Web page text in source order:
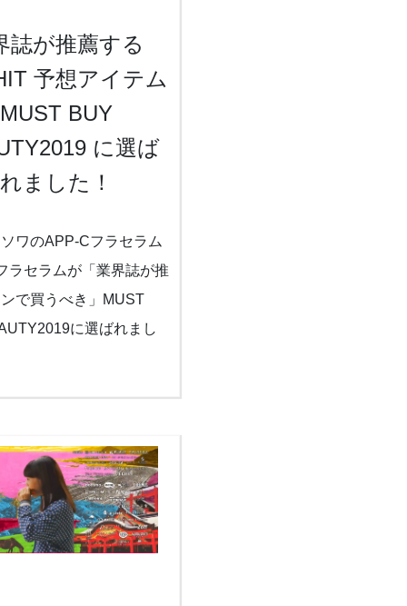
誌が推薦する
予想アイテム
MUST BUY
に選ば
れました！
ワのAPP-Cフラセラム
ラセラムが「業界誌が推
で買うべき」MUST
に選ばれまし